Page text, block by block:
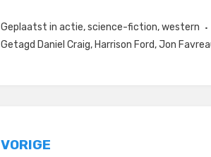
Geplaatst in actie,science-fiction,western
Getagd Daniel Craig, Harrison Ford,Jon
Bericht
VORIGE